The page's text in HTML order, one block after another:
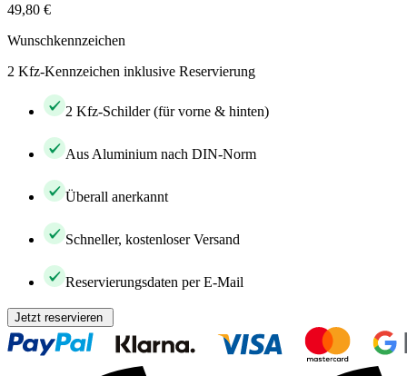
49,80 €
Wunschkennzeichen
2 Kfz-Kennzeichen inklusive Reservierung
2 Kfz-Schilder (für vorne & hinten)
Aus Aluminium nach DIN-Norm
Überall anerkannt
Schneller, kostenloser Versand
Reservierungsdaten per E-Mail
Jetzt reservieren